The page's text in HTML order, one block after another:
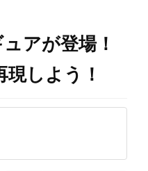
アが登場！
しよう！